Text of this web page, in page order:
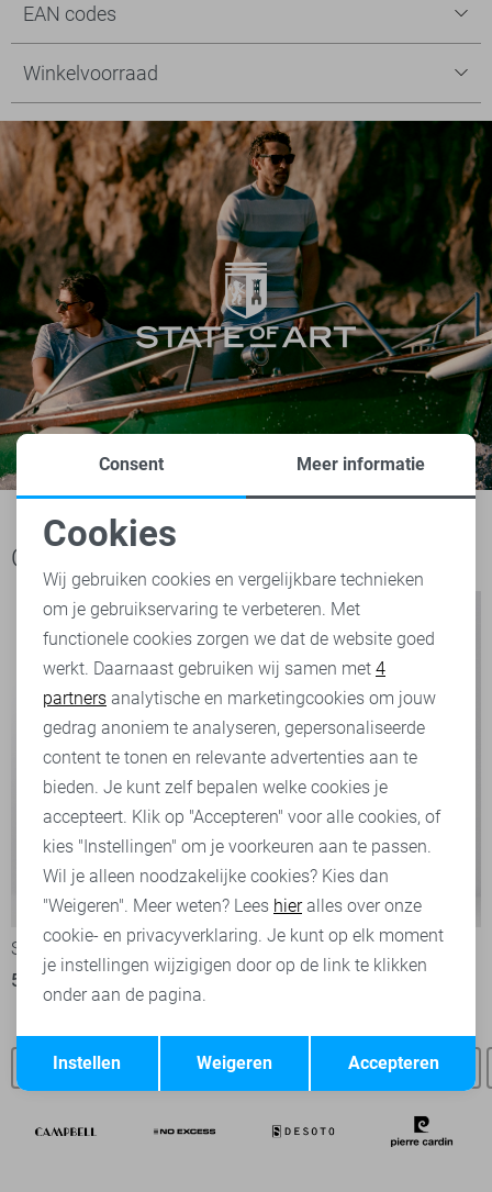
EAN codes
Winkelvoorraad
Ook het bekijken waard
-50%
State of Art Korte broek
50,00
State of Art Korte broek
69,95
State of Art SALE State of Art vesten State of Art polo`s
Noodzakelijke cookies
Personalisatie cookies
Analytische cookies
Marketing cookies
Terug Opslaan
Consent Meer informatie
Cookies
Wij gebruiken cookies en vergelijkbare technieken
om je gebruikservaring te verbeteren. Met
functionele cookies zorgen we dat de website goed
werkt. Daarnaast gebruiken wij samen met 4
partners analytische en marketingcookies om jouw
gedrag anoniem te analyseren, gepersonaliseerde
content te tonen en relevante advertenties aan te
bieden. Je kunt zelf bepalen welke cookies je
accepteert. Klik op "Accepteren" voor alle cookies, of
kies "Instellingen" om je voorkeuren aan te passen.
Wil je alleen noodzakelijke cookies? Kies dan
"Weigeren". Meer weten? Lees hieralles over onze
cookie- en privacyverklaring. Je kunt op elk moment
je instellingen wijzigigen door op de link te klikken
onder aan de pagina.
Accepteren
Weigeren
Instellen